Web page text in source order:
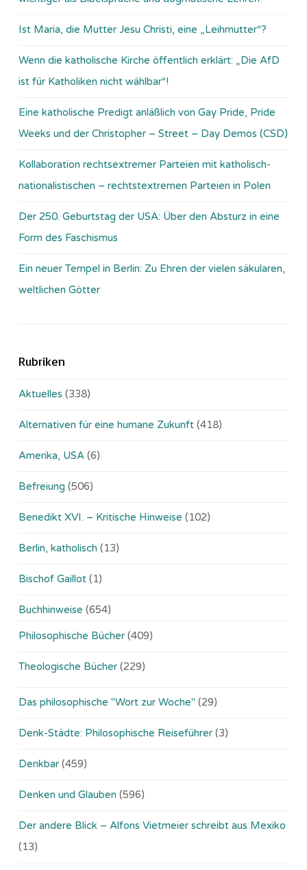
Ist Maria, die Mutter Jesu Christi, eine „Leihmutter“?
Wenn die katholische Kirche öffentlich erklärt: „Die AfD
ist für Katholiken nicht wählbar“!
Eine katholische Predigt anläßlich von Gay Pride, Pride
Weeks und der Christopher – Street – Day Demos (CSD)
Kollaboration rechtsextremer Parteien mit katholisch-
nationalistischen – rechtstextremen Parteien in Polen
Der 250. Geburtstag der USA: Über den Absturz in eine
Form des Faschismus
Ein neuer Tempel in Berlin: Zu Ehren der vielen säkularen,
weltlichen Götter
Rubriken
Aktuelles (338)
Alternativen für eine humane Zukunft (418)
Amerika, USA (6)
Befreiung (506)
Benedikt XVI. – Kritische Hinweise (102)
Berlin, katholisch (13)
Bischof Gaillot (1)
Buchhinweise (654)
Philosophische Bücher (409)
Theologische Bücher (229)
Das philosophische "Wort zur Woche" (29)
Denk-Städte: Philosophische Reiseführer (3)
Denkbar (459)
Denken und Glauben (596)
Der andere Blick – Alfons Vietmeier schreibt aus Mexiko
(13)